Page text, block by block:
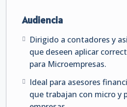
Audiencia
Dirigido a contadores y
que deseen aplicar
para Microempresas.
Ideal para asesores
que trabajan con micro y